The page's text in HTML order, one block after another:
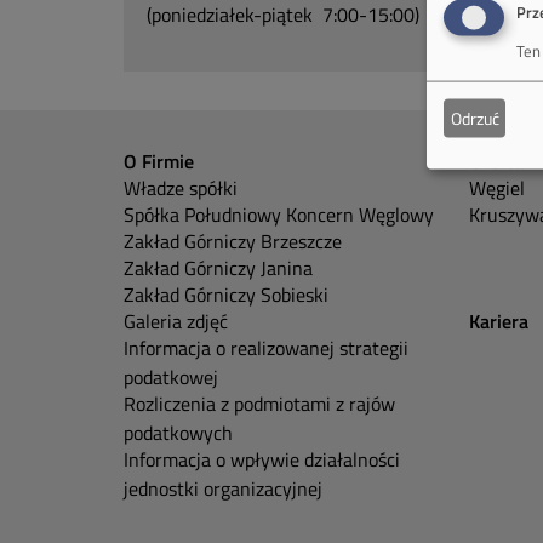
(poniedziałek-piątek 7:00-15:00)
O Firmie
Władze spółki
Spółka Południowy Koncern Węglowy
Zakład Górniczy Brzeszcze
Zakład Górniczy Janina
Zakład Górniczy Sobieski
Galeria zdjęć
Informacja o realizowanej strategii
podatkowej
Rozliczenia z podmiotami z rajów
podatkowych
Informacja o wpływie działalności
jednostki organizacyjnej
Oferta
Węgiel
Kariera
Odrzuć